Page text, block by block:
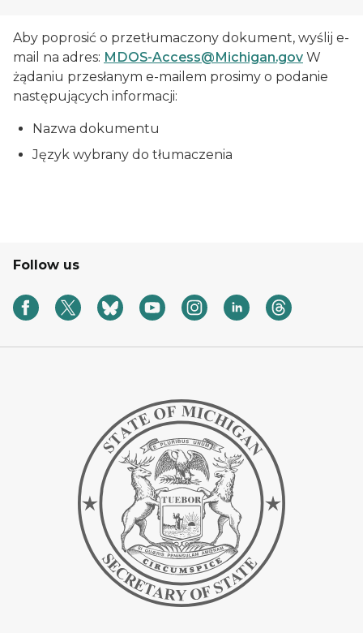
Aby poprosić o przetłumaczony dokument, wyślij e-
mail na adres: MDOS-Access@Michigan.gov W
żądaniu przesłanym e-mailem prosimy o podanie
następujących informacji:
Nazwa dokumentu
Język wybrany do tłumaczenia
Follow us